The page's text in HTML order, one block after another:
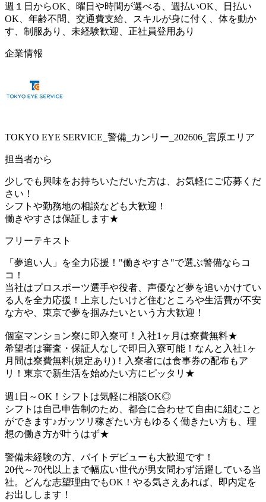
週１日からOK、曜日や時間が選べる、週払いOK、日払い
OK、年齢不問、交通費支給、スキルが身に付く、体を動か
す、制服あり、未経験歓迎、正社員登用あり
企業情報
TOKYO EYE SERVICE_警備_カンリー_202606_宮原エリア
担当者から
少しでも興味をお持ちいただいた方は、お気軽にご応募くだ
さい！
シフトや勤務地の相談なども大歓迎！
働きやすさは保証します★
フリーテキスト
「夢追い人」を全力応援！"働きやすさ"で選ぶ警備ならコ
コ！
当社はプロスポーツ選手や役者、声優など夢を追いかけてい
る人を全力応援！上京したいけど住むところや生活費が不安
な方や、東京で夢を掴みたいという方大歓迎！
個室マンション寮に即入寮可！入社1ヶ月は寮費無料★
希望者は審査・保証人なしで即日入寮可能！なんと入社1ヶ
月間は寮費無料(規定あり)！入寮者には食事券の配布もア
リ！東京で新生活を始めたい方にピッタリ★
週1日～OK！シフトは気軽に相談OK◎
シフトは自己申告制のため、都合に合わせて自由に組むこと
ができます♪ガッツリ稼ぎたい方もゆるく働きたい方も、理
想の働き方が叶うはず★
警備未経験の方、バイトデビューも大歓迎です！
20代～70代以上まで幅広い世代が男女問わず活躍している当
社。どんな志望理由でもOK！やる気さえあれば、即内定を
お出しします！